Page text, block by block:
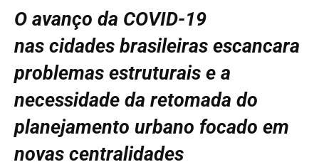
O avanço da COVID-19
nas cidades brasileiras escancara
problemas estruturais e a
necessidade da retomada do
planejamento urbano focado em
novas centralidades